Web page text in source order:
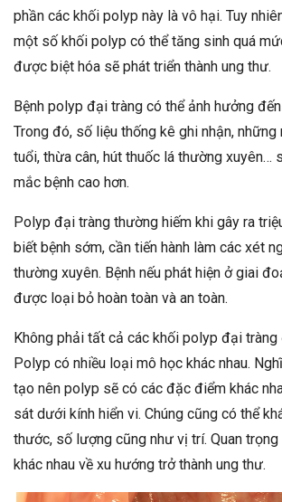
phần các khối polyp này là vô hại. Tuy
một số khối polyp có thể tăng sinh quá
được biệt hóa sẽ phát triển thành ung thư.
Bệnh polyp đại tràng có thể ảnh hưởng
Trong đó, số liệu thống kê ghi nhận,
tuổi, thừa cân, hút thuốc lá thường xuyên…
mắc bệnh cao hơn.
Polyp đại tràng thường hiếm khi gây ra
biết bệnh sớm, cần tiến hành làm các xét
thường xuyên. Bệnh nếu phát hiện ở giai
được loại bỏ hoàn toàn và an toàn.
Không phải tất cả các khối polyp đại tràng
Polyp có nhiều loại mô học khác nhau.
tạo nên polyp sẽ có các đặc điểm khác
sát dưới kính hiển vi. Chúng cũng có thể
thước, số lượng cũng như vị trí. Quan trọng
khác nhau về xu hướng trở thành ung thư.